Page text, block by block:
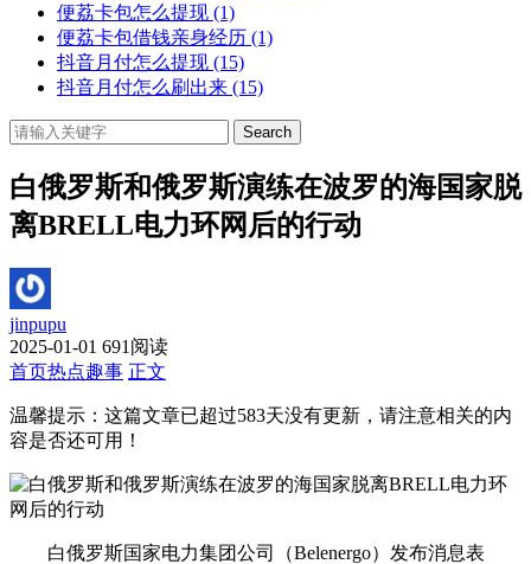
便荔卡包怎么提现 (1)
便荔卡包借钱亲身经历 (1)
抖音月付怎么提现 (15)
抖音月付怎么刷出来 (15)
Search
白俄罗斯和俄罗斯演练在波罗的海国家脱
离BRELL电力环网后的行动
jinpupu
2025-01-01 691阅读
首页热点趣事 正文
温馨提示：这篇文章已超过583天没有更新，请注意相关的内
容是否还可用！
白俄罗斯国家电力集团公司（Belenergo）发布消息表